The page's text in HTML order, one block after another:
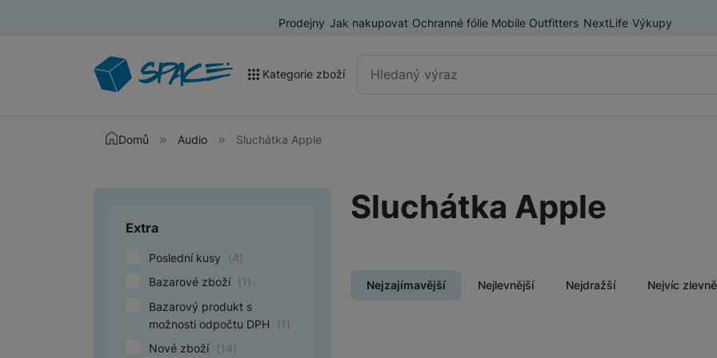
Prodejny Jak nakupovat Ochranné fólie Mobile Outfitters NextLife Výkupy
Vyhledávání
Kategorie zboží
Akce a výprodej
Televize
Audio
Sluchátka do uší
Dětská sluchátka
Tablety
Domů Audio Sluchátka Apple
Sluchátka Apple
Nejzajímavější Nejlevnější Nejdražší Nejvíc
Upřesnit parametry
Extra
Poslední kusy (4)
Bazarové zboží (1 )
Bazarový produkt s
možnosti odpočtu DPH
(1 )
Nové zboží (14)